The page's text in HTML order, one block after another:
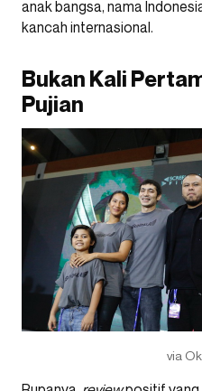
anak bangsa, nama
kancah internasional.
Bukan Kali
Pujian
via